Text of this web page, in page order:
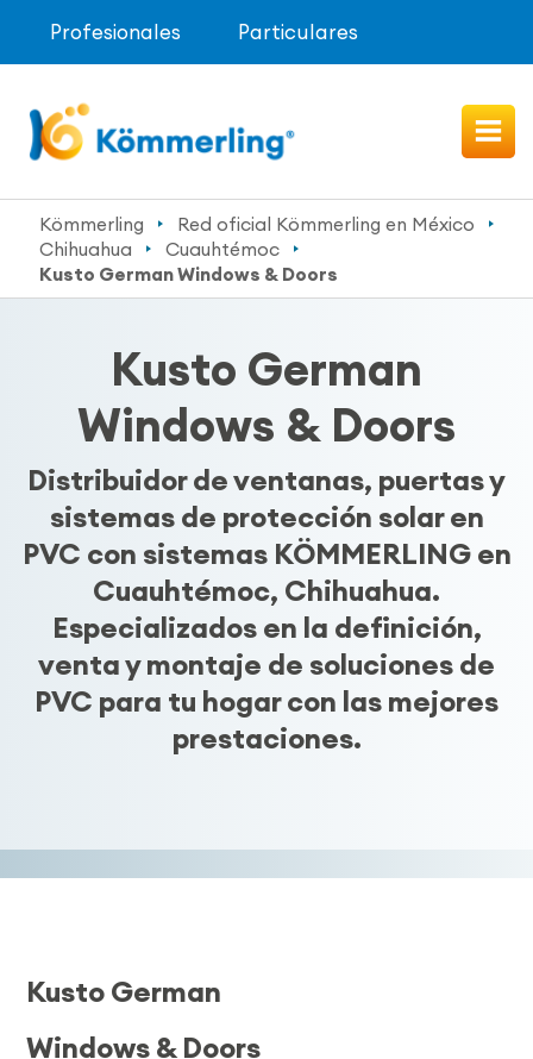
Profesionales Particulares
Kömmerling
Red oficial Kömmerling en México
Chihuahua
Cuauhtémoc
Kusto German Windows & Doors
Kusto German
Windows & Doors
Distribuidor de ventanas, puertas y
sistemas de protección solar en
PVC con sistemas KÖMMERLING en
Cuauhtémoc, Chihuahua.
Especializados en la definición,
venta y montaje de soluciones de
PVC para tu hogar con las mejores
prestaciones.
Kusto German
Windows & Doors